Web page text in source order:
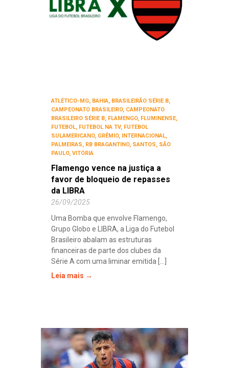
ATLÉTICO-MG BAHIA BRASILEIRÃO SÉRIE B
CAMPEONATO BRASILEIRO, CAMPEONATO
BRASILEIRO SÉRIE B FLAMENGO, FLUMINENSE,
FUTEBOL FUTEBOL NA TV, FUTEBOL
SULAMERICANO, GRÊMIO, INTERNACIONAL
PALMEIRAS
RB BRAGANTINO, SANTOS
SÃO
PAULO, VITÓRIA
Flamengo vence na justiça a
favor de bloqueio de repasses
da LIBRA
26/09/2025
Uma Bomba que envolve Flamengo,
Grupo Globo e LIBRA, a Liga do Futebol
Brasileiro abalam as estruturas
financeiras de parte dos clubes da
Série A com uma liminar emitida [...]
Leia mais →